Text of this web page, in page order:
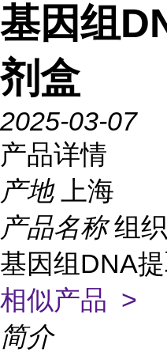
基因组
剂盒
2025-03-07
产品详情
产地
上海
产品名称组
基因组DNA
相似产品 >
简介